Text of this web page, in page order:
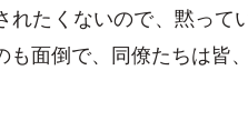
れたくないので、黙っ
も面倒で、同僚たちは皆